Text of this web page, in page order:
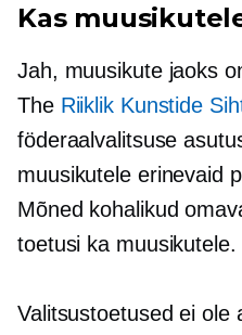
Kas
Jah, muusikute jaoks
The Riiklik Kunstide
föderaalvalitsuse
muusikutele erinevaid
Mõned kohalikud
toetusi ka muusikutele.
Valitsustoetused ei ole